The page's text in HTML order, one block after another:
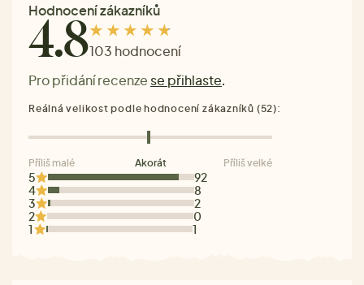
Hodnocení zákazníků
4.8103 hodnocení
Pro přidání recenze se přihlaste.
5
92
4
8
3
2
2
0
1
1
Reálná velikost podle hodnocení zákazníků (52):
Příliš malé Akorát Příliš velké